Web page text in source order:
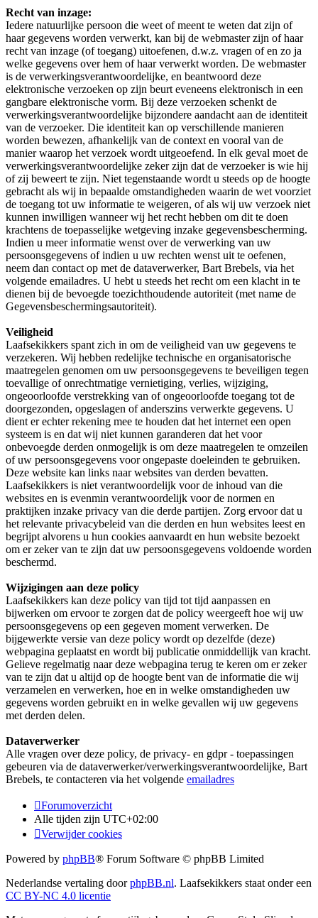
Recht van inzage:
Iedere natuurlijke persoon die weet of meent te weten dat zijn of
haar gegevens worden verwerkt, kan bij de webmaster zijn of haar
recht van inzage (of toegang) uitoefenen, d.w.z. vragen of en zo ja
welke gegevens over hem of haar verwerkt worden. De webmaster
is de verwerkingsverantwoordelijke, en beantwoord deze
elektronische verzoeken op zijn beurt eveneens elektronisch in een
gangbare elektronische vorm. Bij deze verzoeken schenkt de
verwerkingsverantwoordelijke bijzondere aandacht aan de identiteit
van de verzoeker. Die identiteit kan op verschillende manieren
worden bewezen, afhankelijk van de context en vooral van de
manier waarop het verzoek wordt uitgeoefend. In elk geval moet de
verwerkingsverantwoordelijke zeker zijn dat de verzoeker is wie hij
of zij beweert te zijn. Niet tegenstaande wordt u steeds op de hoogte
gebracht als wij in bepaalde omstandigheden waarin de wet voorziet
de toegang tot uw informatie te weigeren, of als wij uw verzoek niet
kunnen inwilligen wanneer wij het recht hebben om dit te doen
krachtens de toepasselijke wetgeving inzake gegevensbescherming.
Indien u meer informatie wenst over de verwerking van uw
persoonsgegevens of indien u uw rechten wenst uit te oefenen,
neem dan contact op met de dataverwerker, Bart Brebels, via het
volgende emailadres. U hebt u steeds het recht om een klacht in te
dienen bij de bevoegde toezichthoudende autoriteit (met name de
Gegevensbeschermingsautoriteit).
Veiligheid
Laafsekikkers spant zich in om de veiligheid van uw gegevens te
verzekeren. Wij hebben redelijke technische en organisatorische
maatregelen genomen om uw persoonsgegevens te beveiligen tegen
toevallige of onrechtmatige vernietiging, verlies, wijziging,
ongeoorloofde verstrekking van of ongeoorloofde toegang tot de
doorgezonden, opgeslagen of anderszins verwerkte gegevens. U
dient er echter rekening mee te houden dat het internet een open
systeem is en dat wij niet kunnen garanderen dat het voor
onbevoegde derden onmogelijk is om deze maatregelen te omzeilen
of uw persoonsgegevens voor ongepaste doeleinden te gebruiken.
Deze website kan links naar websites van derden bevatten.
Laafsekikkers is niet verantwoordelijk voor de inhoud van die
websites en is evenmin verantwoordelijk voor de normen en
praktijken inzake privacy van die derde partijen. Zorg ervoor dat u
het relevante privacybeleid van die derden en hun websites leest en
begrijpt alvorens u hun cookies aanvaardt en hun website bezoekt
om er zeker van te zijn dat uw persoonsgegevens voldoende worden
beschermd.
Wijzigingen aan deze policy
Laafsekikkers kan deze policy van tijd tot tijd aanpassen en
bijwerken om ervoor te zorgen dat de policy weergeeft hoe wij uw
persoonsgegevens op een gegeven moment verwerken. De
bijgewerkte versie van deze policy wordt op dezelfde (deze)
webpagina geplaatst en wordt bij publicatie onmiddellijk van kracht.
Gelieve regelmatig naar deze webpagina terug te keren om er zeker
van te zijn dat u altijd op de hoogte bent van de informatie die wij
verzamelen en verwerken, hoe en in welke omstandigheden uw
gegevens worden gebruikt en in welke gevallen wij uw gegevens
met derden delen.
Dataverwerker
Alle vragen over deze policy, de privacy- en gdpr - toepassingen
gebeuren via de dataverwerker/verwerkingsverantwoordelijke, Bart
Brebels, te contacteren via het volgende emailadres
Forumoverzicht
Alle tijden zijn UTC+02:00
Verwijder cookies
Powered by phpBB® Forum Software © phpBB Limited
Nederlandse vertaling doorphpBB.nl. Laafsekikkers staat onder een
CC BY-NC 4.0 licentie